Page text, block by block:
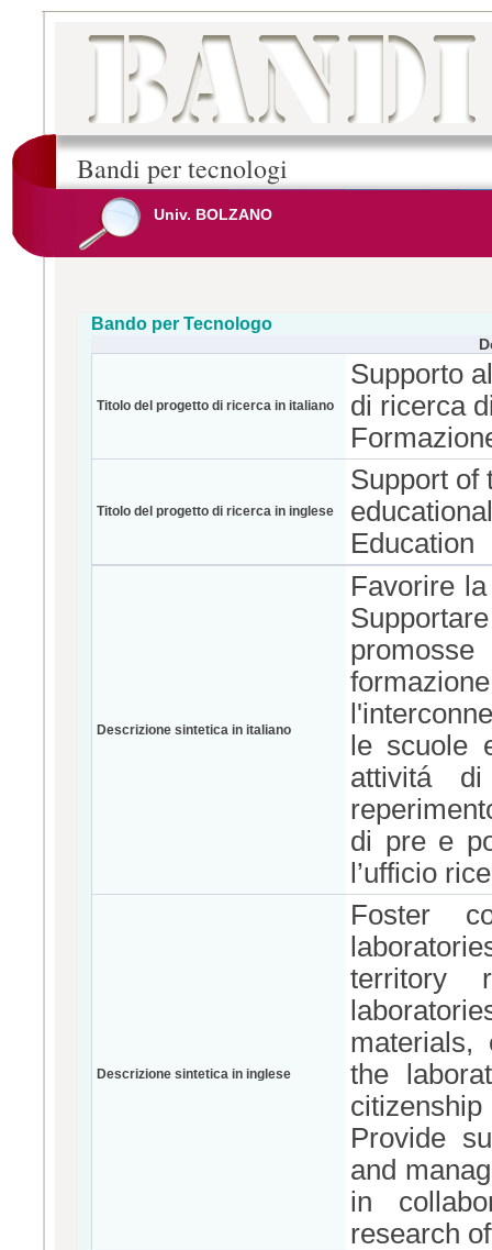
Bandi per tecnologi
Univ. BOLZANO
Bando per Tecnologo
Titolo del progetto di ricerca in italiano
Supporto
di ricerca
Titolo del progetto di ricerca in inglese
Support of
Education
Descrizione sintetica in italiano
Favorire
le scuole
attivitá di
di pre e
l’ufficio
Descrizione sintetica in inglese
Foster
territory
materials,
the
Provide
and
in
research